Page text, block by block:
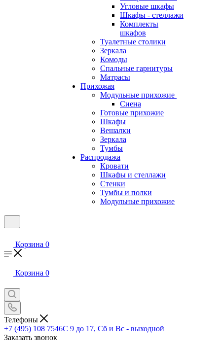
Угловые шкафы
Шкафы - стеллажи
Комплекты
шкафов
Туалетные столики
Зеркала
Комоды
Спальные гарнитуры
Матрасы
Прихожая
Модульные прихожие
Сиена
Готовые прихожие
Шкафы
Вешалки
Зеркала
Тумбы
Распродажа
Кровати
Шкафы и стеллажи
Стенки
Тумбы и полки
Модульные прихожие
Корзина 0
Корзина 0
Телефоны
+7 (495) 108 7546С 9 до 17, Сб и Вс - выходной
Заказать звонок